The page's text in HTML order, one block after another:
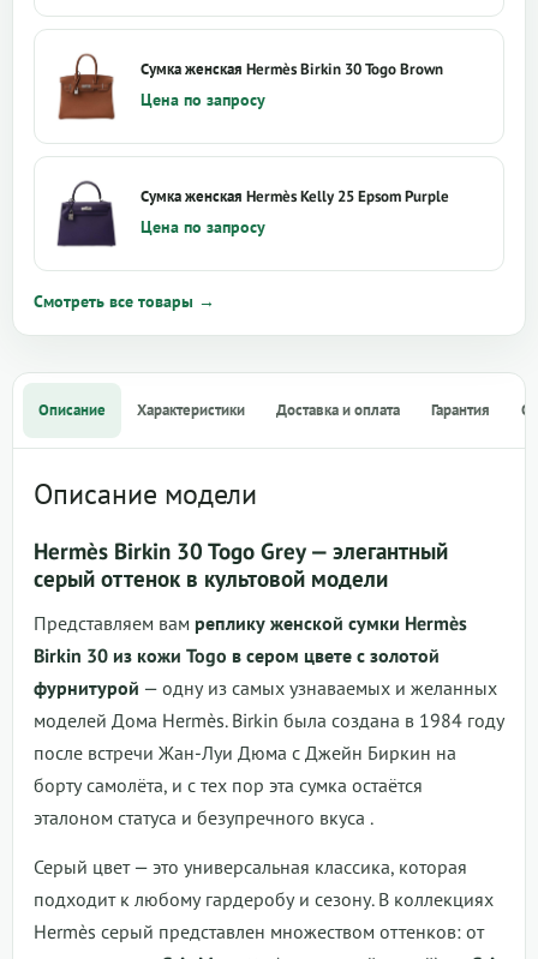
Сумка женская Hermès Birkin 30 Togo Brown
Цена по запросу
Сумка женская Hermès Kelly 25 Epsom Purple
Цена по запросу
Смотреть все товары →
Описание Характеристики Доставка и оплата Гарантия
Описание модели
Hermès Birkin 30 Togo Grey — элегантный
серый оттенок в культовой модели
Представляем вам реплику женской сумки Hermès
Birkin 30 из кожи Togo в сером цвете с золотой
фурнитурой — одну из самых узнаваемых и желанных
моделей Дома Hermès. Birkin была создана в 1984 году
после встречи Жан-Луи Дюма с Джейн Биркин на
борту самолёта, и с тех пор эта сумка остаётся
эталоном статуса и безупречного вкуса .
Серый цвет — это универсальная классика, которая
подходит к любому гардеробу и сезону. В коллекциях
Hermès серый представлен множеством оттенков: от